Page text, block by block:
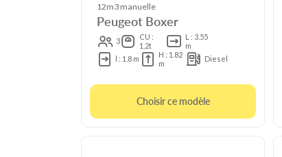
12m3 manuelle
Peugeot Boxer
3
CU :
1,2t
L : 3.55
m
l : 1.8 m
H : 1.82
m
Diesel
Choisir ce modèle